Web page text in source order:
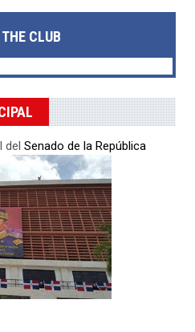
CLUB
del Senado de la República